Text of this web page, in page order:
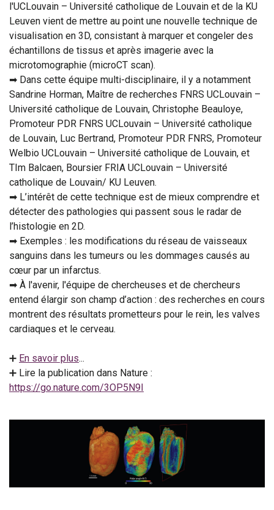
l'UCLouvain – Université catholique de Louvain et de la KU
Leuven vient de mettre au point une nouvelle technique de
visualisation en 3D, consistant à marquer et congeler des
échantillons de tissus et après imagerie avec la
microtomographie (microCT scan).
➡ Dans cette équipe multi-disciplinaire, il y a notamment
Sandrine Horman, Maître de recherches FNRS UCLouvain –
Université catholique de Louvain, Christophe Beauloye,
Promoteur PDR FNRS UCLouvain – Université catholique
de Louvain, Luc Bertrand, Promoteur PDR FNRS, Promoteur
Welbio UCLouvain – Université catholique de Louvain, et
TIm Balcaen, Boursier FRIA UCLouvain – Université
catholique de Louvain/ KU Leuven.
➡ L’intérêt de cette technique est de mieux comprendre et
détecter des pathologies qui passent sous le radar de
l’histologie en 2D.
➡ Exemples : les modifications du réseau de vaisseaux
sanguins dans les tumeurs ou les dommages causés au
cœur par un infarctus.
➡ À l'avenir, l'équipe de chercheuses et de chercheurs
entend élargir son champ d’action : des recherches en cours
montrent des résultats prometteurs pour le rein, les valves
cardiaques et le cerveau.
➕ En savoir plus...
➕ Lire la publication dans Nature :
https://go.nature.com/3OP5N9I